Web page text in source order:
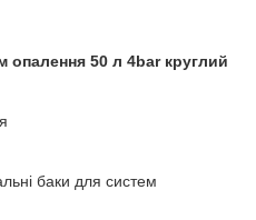
опалення 50 л 4bar круглий
баки для систем